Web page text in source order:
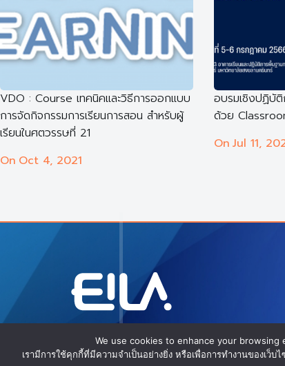
VDO : Course เทคนิคและวิธีการออกแบบ
การจัดกิจกรรมการเรียนการสอน สำหรับผู้
เรียนในศตวรรษที่ 21
On Oct 4, 2021
อบรมเชิงปฏิบั
ด้วย
On Jul 11,
We use cookies to enhance your
เรามีการใช้คุกกี้ที่มีความจำเป็นอย่างยิ่ง หรือเพื่อการทำงานของเ